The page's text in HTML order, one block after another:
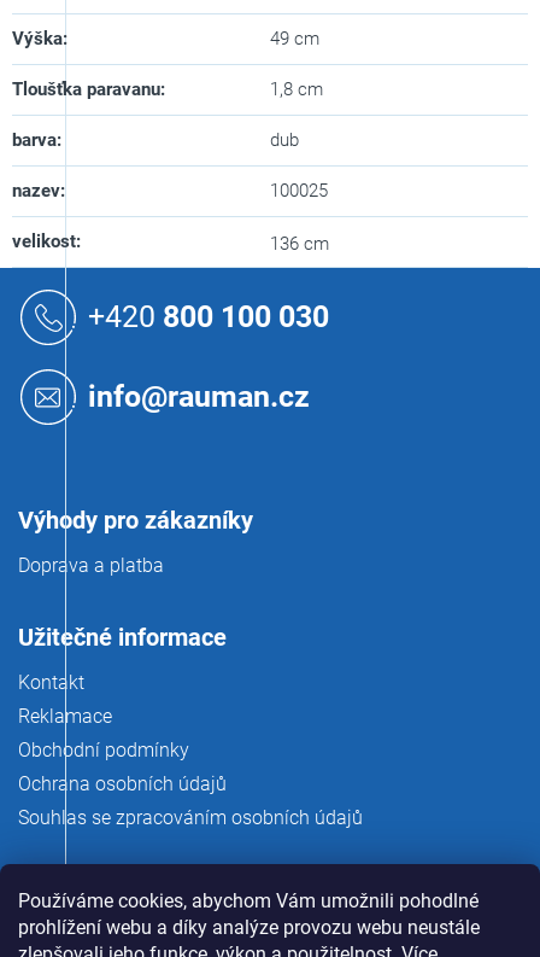
Používáme cookies, abychom Vám umožnili pohodlné
prohlížení webu a díky analýze provozu webu neustále
Výška: 49 cm
Tloušťka paravanu: 1,8 cm
barva: dub
nazev: 100025
velikost: 136 cm
+420 800 100 030
info@rauman.cz
Výhody pro zákazníky
Doprava a platba
Užitečné informace
Kontakt
Reklamace
Obchodní podmínky
Ochrana osobních údajů
Souhlas se zpracováním osobních údajů